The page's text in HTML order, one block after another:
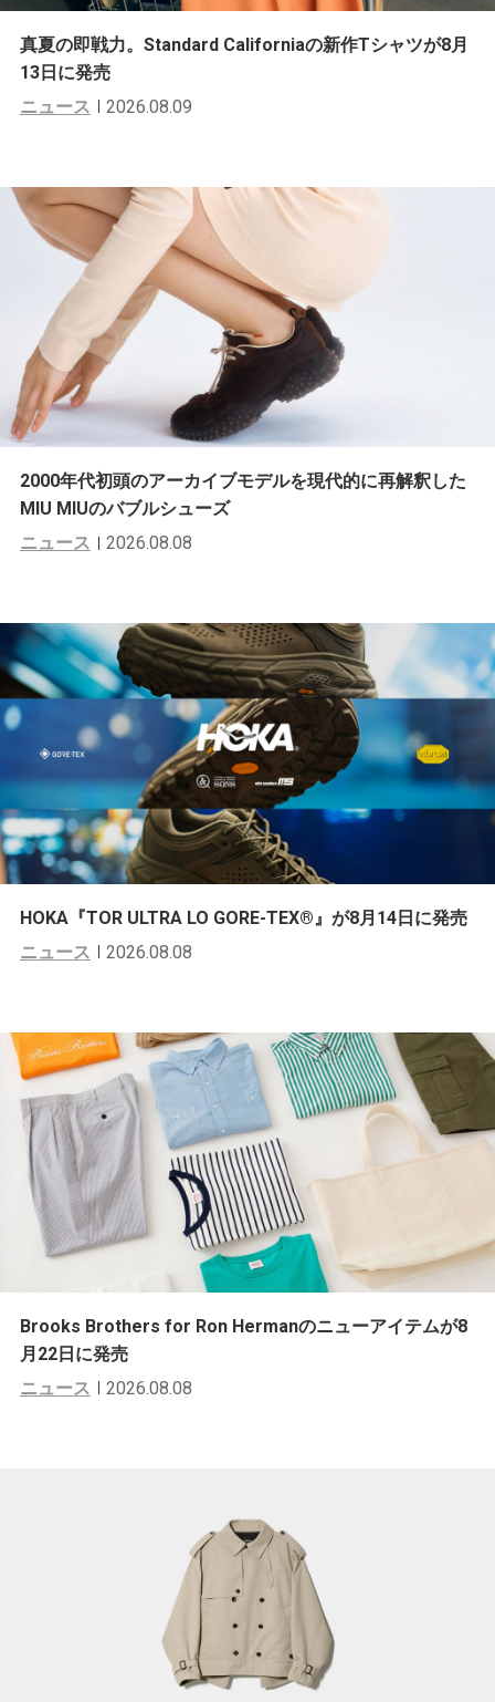
真夏の即戦力。Standard Californiaの新作Tシャツが8月
13日に発売
ニュース
2026.08.09
2000年代初頭のアーカイブモデルを現代的に再解釈した
MIU MIUのバブルシューズ
ニュース
2026.08.08
HOKA『TOR ULTRA LO GORE-TEX®︎』が8月14日に発売
ニュース
2026.08.08
Brooks Brothers for Ron Hermanのニューアイテムが8
月22日に発売
ニュース
2026.08.08